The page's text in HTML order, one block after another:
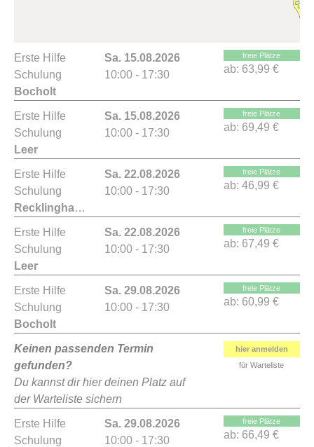
Erste Hilfe
Schulung
Bocholt
Sa. 15.08.2026
10:00 - 17:30
freie Plätze
ab: 63,99 €
Erste Hilfe
Schulung
Leer
Sa. 15.08.2026
10:00 - 17:30
freie Plätze
ab: 69,49 €
Erste Hilfe
Schulung
Recklinghausen
Sa. 22.08.2026
10:00 - 17:30
freie Plätze
ab: 46,99 €
Erste Hilfe
Schulung
Leer
Sa. 22.08.2026
10:00 - 17:30
freie Plätze
ab: 67,49 €
Erste Hilfe
Schulung
Bocholt
Sa. 29.08.2026
10:00 - 17:30
freie Plätze
ab: 60,99 €
Keinen passenden Termin
gefunden?
Du kannst dir hier deinen Platz auf
der Warteliste sichern
hier anmelden
für Warteliste
Erste Hilfe
Schulung
Sa. 29.08.2026
10:00 - 17:30
freie Plätze
ab: 66,49 €